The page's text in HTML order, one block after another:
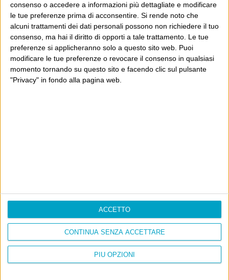
consenso o accedere a informazioni più dettagliate e modificare
le tue preferenze prima di acconsentire. Si rende noto che
alcuni trattamenti dei dati personali possono non richiedere il tuo
consenso, ma hai il diritto di opporti a tale trattamento. Le tue
preferenze si applicheranno solo a questo sito web. Puoi
modificare le tue preferenze o revocare il consenso in qualsiasi
momento tornando su questo sito e facendo clic sul pulsante
"Privacy" in fondo alla pagina web.
PIÙ OPZIONI
CONTINUA SENZA ACCETTARE
ACCETTO
Don’t feed the trolls
A chi pensi, quando senti dire “patrimoniale”?
Con due pistole caricate a salve e un canestro di parole
Cinquantaquattro contro quarantasei
Ultimi articoli
La sinistra de coccio
A chi pensi, quando senti dire “patrimoniale”?